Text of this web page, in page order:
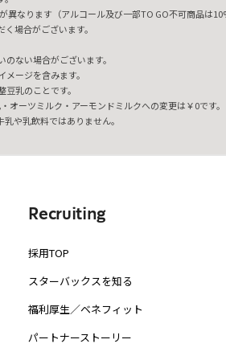
なります（アルコール及び一部TO GO不可商品は
場合がございます。
ない場合がございます。
ージを含みます。
乳のことです。
オーツミルク・アーモンドミルクへの変更は￥0です。
や乳飲料ではありません。
Recruiting
採用TOP
スターバックスを知る
福利厚生／ベネフィット
パートナーストーリー